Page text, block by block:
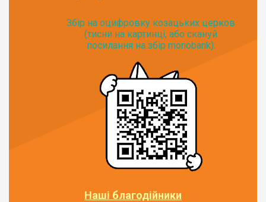
Збір на оцифровку козацьких церков
(тисни на картинці, або скануй
посилання на збір monobank):
Наші благодійники